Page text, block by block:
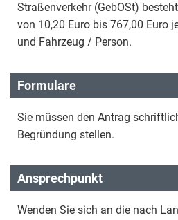
Straßenverkehr (GebOSt)
von 10,20 Euro bis 767,00 Euro
und Fahrzeug / Person.
Formulare
Sie müssen den Antrag
Begründung stellen.
Ansprechpunkt
Wenden Sie sich an die nach